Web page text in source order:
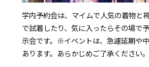
学内予約会は、マイムで人気の着物と
で試着したり、気に入ったらその場で
示会です。 ※イベントは、急遽延期や
あります。あらかじめご了承ください。